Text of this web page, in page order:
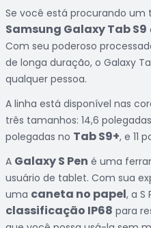
Se você está procurando um
Samsung Galaxy Tab S9
Com seu poderoso
de longa duração, o Galaxy
qualquer pessoa.
A linha está disponível nas
três tamanhos: 14,6
polegadas no Tab S9+, e 11
A Galaxy S Pen é uma
usuário de tablet. Com sua
uma caneta no papel, a S
classificação IP68 para